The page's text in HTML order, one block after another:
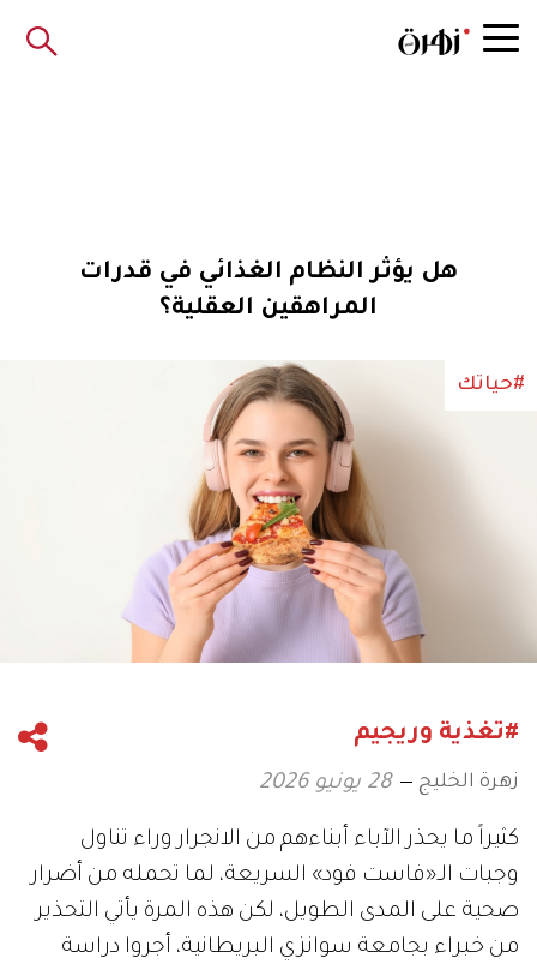
هل يؤثر النظام الغذائي في قدرات
المراهقين العقلية؟
#حياتك
#تغذية وريجيم
زهرة الخليج 28 يونيو 2026
كثيراً ما يحذر الآباء أبناءهم من الانجرار وراء تناول
وجبات الـ«فاست فود» السريعة، لما تحمله من أضرار
صحية على المدى الطويل، لكن هذه المرة يأتي التحذير
من خبراء بجامعة سوانزي البريطانية، أجروا دراسة